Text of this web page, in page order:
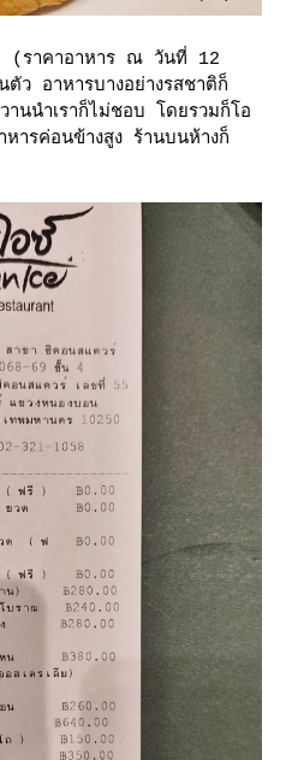
(ราคาอาหาร ณ วันที่ 12
ว อาหารบางอย่างรสชาติก็
านนำเราก็ไม่ชอบ โดยรวมก็โอ
หารค่อนข้างสูง ร้านบนห้างก็